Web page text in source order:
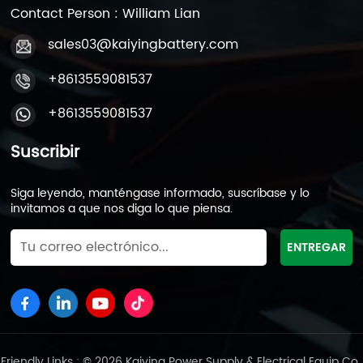
Contact Person : William Lian
sales03@kaiyingbattery.com
+8613559081537
+8613559081537
Suscribir
Siga leyendo, manténgase informado, suscríbase y lo
invitamos a que nos diga lo que piensa.